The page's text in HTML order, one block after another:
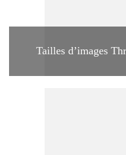
Tailles d’images